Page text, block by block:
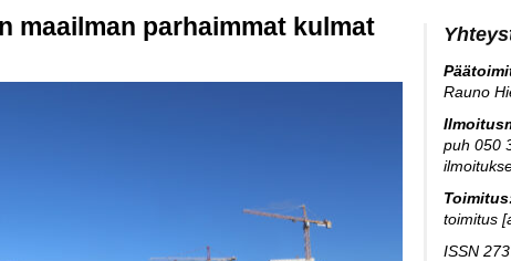
maailman parhaimmat kulmat
Rauno
puh 050
toimitus
ISSN